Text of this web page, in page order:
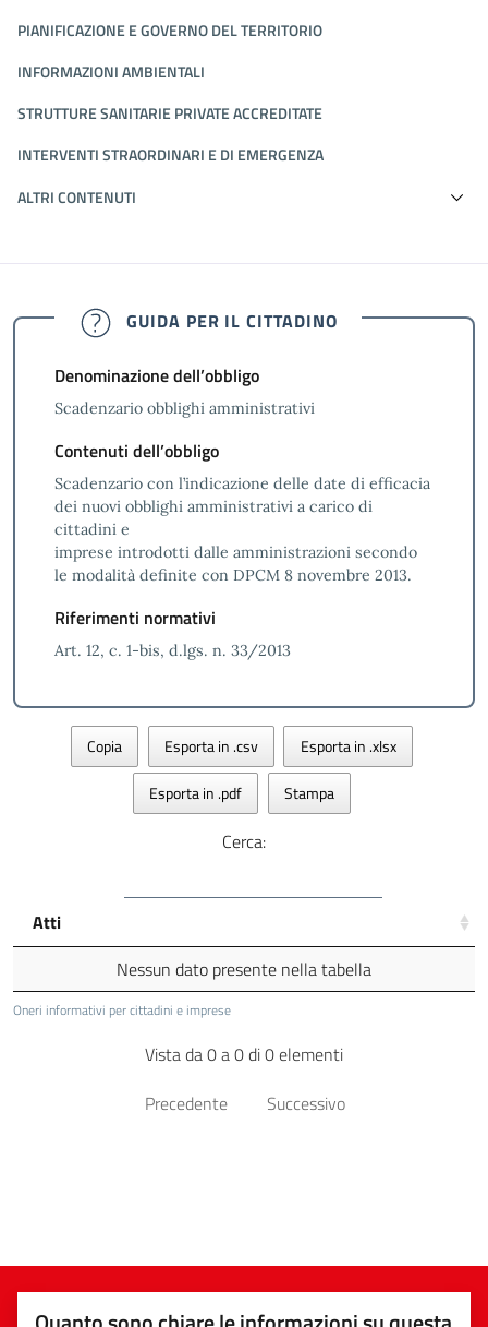
PIANIFICAZIONE E GOVERNO DEL TERRITORIO
INFORMAZIONI AMBIENTALI
STRUTTURE SANITARIE PRIVATE ACCREDITATE
INTERVENTI STRAORDINARI E DI EMERGENZA
ALTRI CONTENUTI
GUIDA PER IL CITTADINO
Denominazione dell’obbligo
Scadenzario obblighi amministrativi
Contenuti dell’obbligo
Scadenzario con l’indicazione delle date di efficacia
dei nuovi obblighi amministrativi a carico di
cittadini e
imprese introdotti dalle amministrazioni secondo
le modalità definite con DPCM 8 novembre 2013.
Riferimenti normativi
Art. 12, c. 1-bis, d.lgs. n. 33/2013
Copia Esporta in .csv Esporta in .xlsx
Esporta in .pdf Stampa
Cerca:
Oneri informativi per cittadini e imprese
Atti
Nessun dato presente nella tabella
Vista da 0 a 0 di 0 elementi
Precedente
Successivo